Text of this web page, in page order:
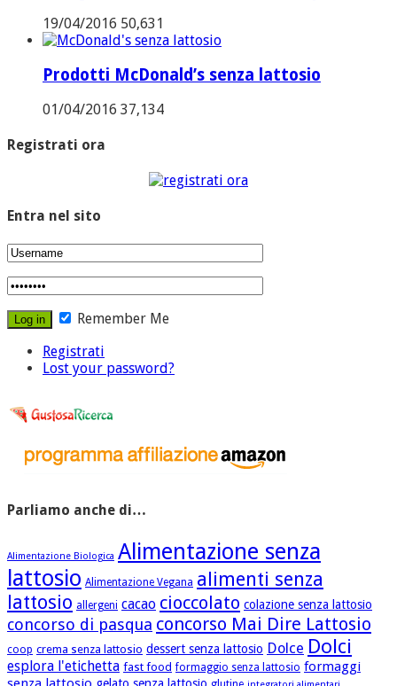
19/04/2016 50,631
Prodotti McDonald’s senza lattosio
01/04/2016 37,134
Registrati ora
Entra nel sito
Remember Me
Registrati
Lost your password?
Parliamo anche di…
Alimentazione Biologica Alimentazione senza
lattosio Alimentazione Vegana alimenti senza
lattosio allergeni cacao cioccolato colazione senza lattosio
concorso di pasqua concorso Mai Dire Lattosio
coop crema senza lattosio dessert senza lattosio Dolce Dolci
esplora l'etichetta fast food formaggio senza lattosio formaggi
gelato senza lattosio